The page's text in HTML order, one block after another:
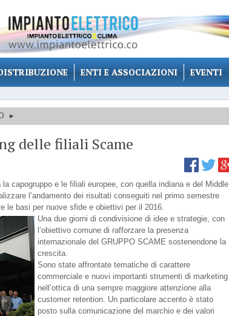
ENTI E ASSOCIAZIONI EVENTI
▸
delle filiali Scame
la capogruppo e le filiali europee, con quella indiana e del Middle
l’andamento dei risultati conseguiti nel primo semestre
le basi per nuove sfide e obiettivi per il 2016.
Una due giorni di condivisione di idee e strategie, con
l’obiettivo comune di rafforzare la presenza
internazionale del GRUPPO SCAME sostenendone la
crescita.
Sono state affrontate tematiche di carattere
commerciale e nuovi importanti strumenti di marketing
nell’ottica di una sempre maggiore attenzione alla
customer retention. Un particolare accento è stato
posto sulla comunicazione del marchio e dei valori